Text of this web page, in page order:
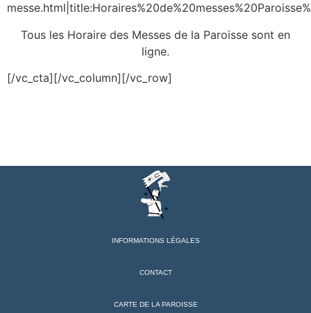
Tous les Horaire des Messes de la Paroisse sont en
ligne.
[/vc_cta][/vc_column][/vc_row]
INFORMATIONS LÉGALES
CONTACT
CARTE DE LA PAROISSE